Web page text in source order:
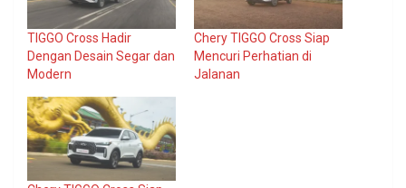
TIGGO Cross Hadir
Dengan Desain Segar dan
Modern
Chery TIGGO Cross Siap
Mencuri Perhatian di
Jalanan